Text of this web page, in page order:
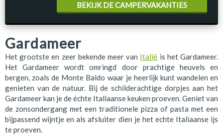
Gardameer
Het grootste en zeer bekende meer van Italië is het Gardameer.
Het Gardameer wordt omringd door prachtige heuvels en
bergen, zoals de Monte Baldo waar je heerlijk kunt wandelen en
genieten van de natuur. Bij de schilderachtige dorpjes aan het
Gardameer kan je de échte Italiaanse keuken proeven. Geniet van
de zonsondergang met een traditionele pizza of pasta met een
bijpassend wijntje en als afsluiter dien je het echte Italiaanse ijs
te proeven.
BEKIJK DE CAMPERVAKANTIES